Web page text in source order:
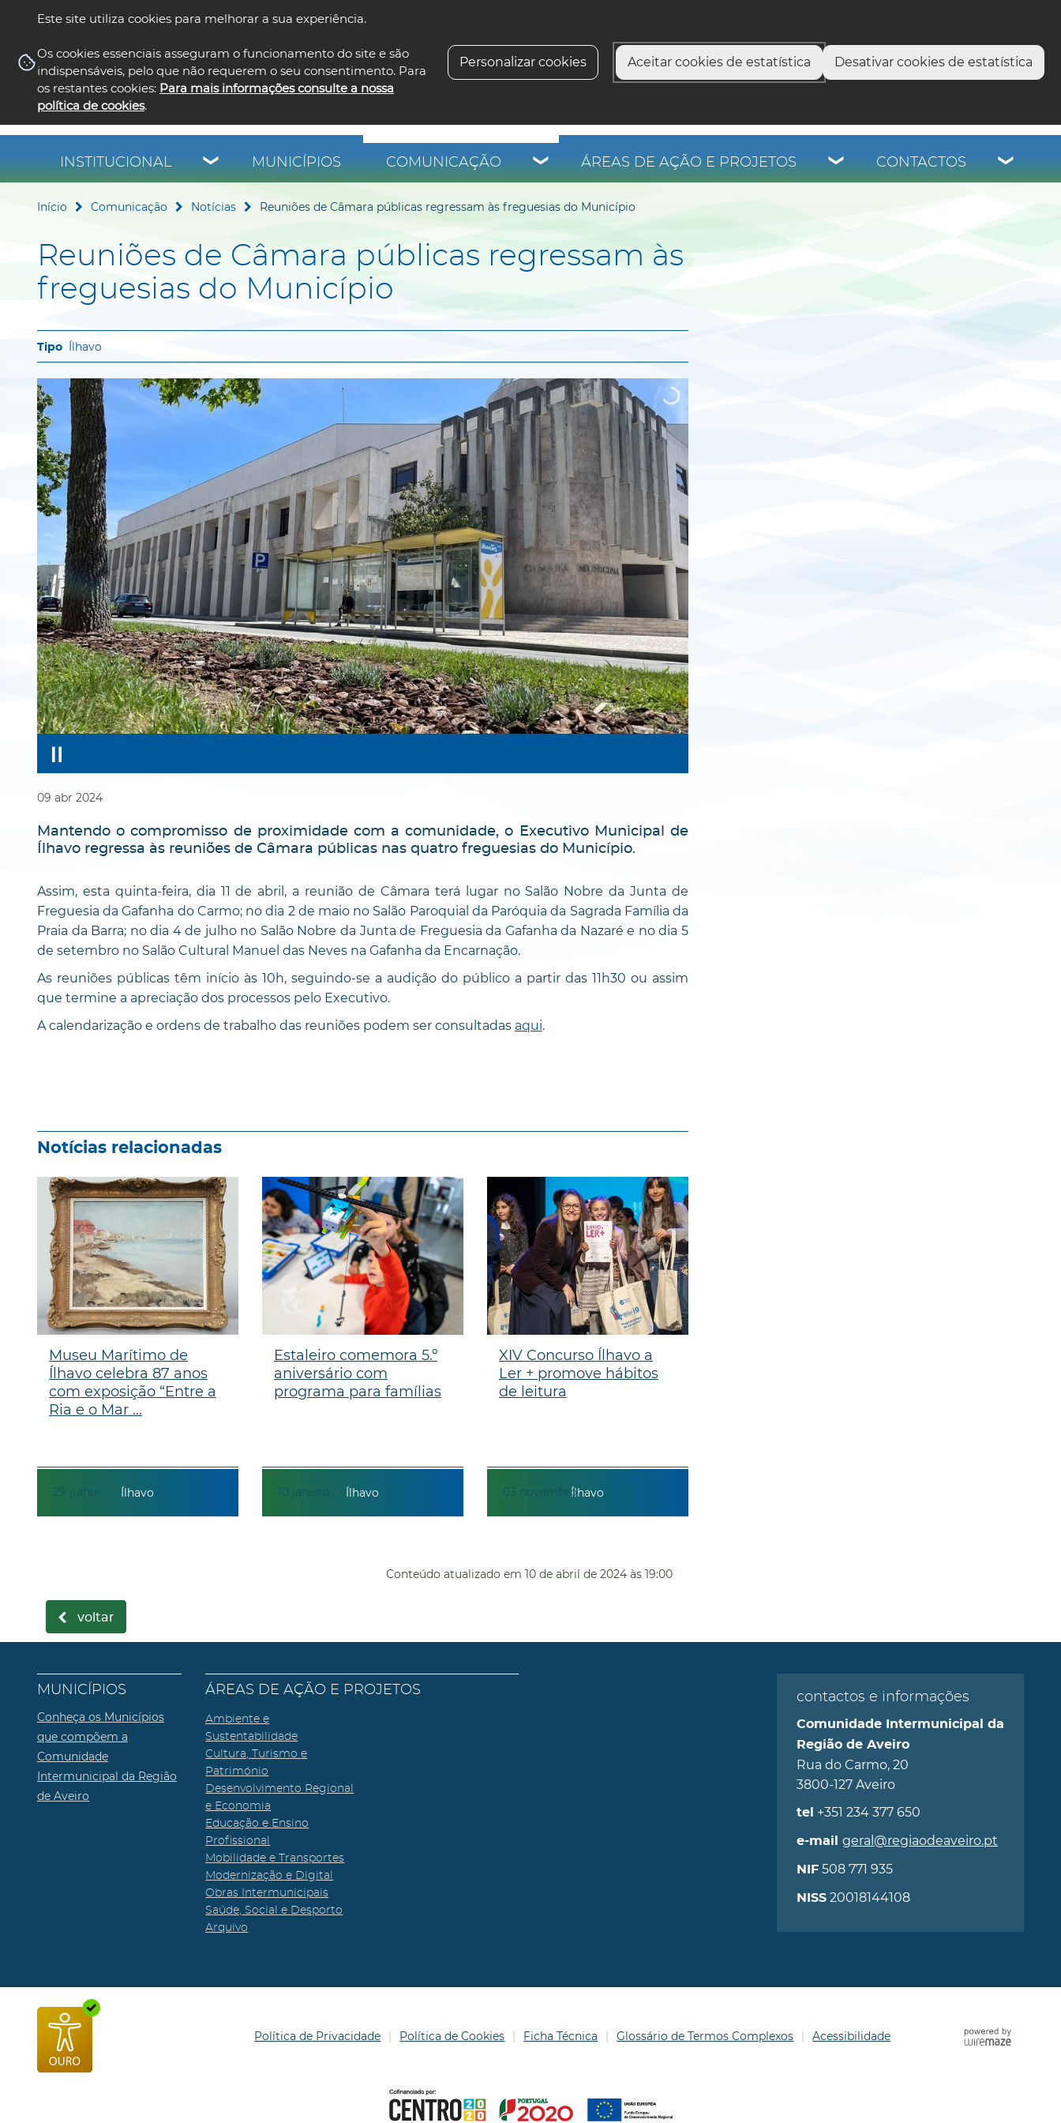
Este site utiliza cookies para melhorar a sua experiência.
Os cookies essenciais asseguram o funcionamento do site e são
indispensáveis, pelo que não requerem o seu consentimento. Para
os restantes cookies: Para mais informações consulte a nossa
política de cookies.
Personalizar cookies Aceitar cookies de estatística Desativar cookies de estatística
INSTITUCIONAL MUNICÍPIOS COMUNICAÇÃO ÁREAS DE AÇÃO E PROJETOS CONTACTOS
Início Comunicação Notícias Reuniões de Câmara públicas regressam às freguesias do Município
Reuniões de Câmara públicas regressam às
freguesias do Município
Ílhavo
09 abr 2024
Mantendo o compromisso de proximidade com a comunidade, o Executivo Municipal de
Ílhavo regressa às reuniões de Câmara públicas nas quatro freguesias do Município.
Assim, esta quinta-feira, dia 11 de abril, a reunião de Câmara terá lugar no Salão Nobre da Junta de
Freguesia da Gafanha do Carmo; no dia 2 de maio no Salão Paroquial da Paróquia da Sagrada Família da
Praia da Barra; no dia 4 de julho no Salão Nobre da Junta de Freguesia da Gafanha da Nazaré e no dia 5
de setembro no Salão Cultural Manuel das Neves na Gafanha da Encarnação.
As reuniões públicas têm início às 10h, seguindo-se a audição do público a partir das 11h30 ou assim
que termine a apreciação dos processos pelo Executivo.
A calendarização e ordens de trabalho das reuniões podem ser consultadas aqui.
Notícias relacionadas
29 julho
Museu Marítimo de
Ílhavo celebra 87 anos
com exposição “Entre a
Ria e o Mar ...
Ílhavo 10 janeiro
Estaleiro comemora 5.º
aniversário com
programa para famílias
Ílhavo 03 novembro
XIV Concurso Ílhavo a
Ler + promove hábitos
de leitura
Ílhavo
Conteúdo atualizado em 10 de abril de 2024 às 19:00
voltar
MUNICÍPIOS
Conheça os Municípios
que compõem a
Comunidade
Intermunicipal da Região
de Aveiro
ÁREAS DE AÇÃO E PROJETOS
Ambiente e
Sustentabilidade
Cultura, Turismo e
Património
Desenvolvimento Regional
e Economia
Educação e Ensino
Profissional
Mobilidade e Transportes
Modernização e Digital
Obras Intermunicipais
Saúde, Social e Desporto
Arquivo
contactos e informações
Comunidade Intermunicipal da
Região de Aveiro
Rua do Carmo, 20
3800-127 Aveiro
tel +351 234 377 650
e-mail geral@regiaodeaveiro.pt
NIF508 771 935
NISS20018144108
Política de Privacidade Política de Cookies Ficha Técnica Glossário de Termos Complexos Acessibilidade